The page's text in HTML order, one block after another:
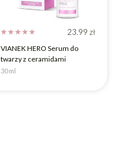
☆ ☆ ☆ ☆ ☆ 23.99 zł
VIANEK HERO Serum do
twarzy z ceramidami
30 ml